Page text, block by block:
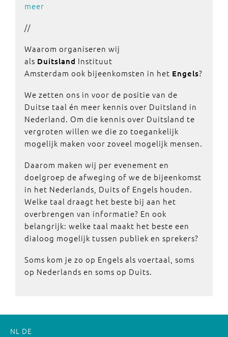
meer
//
Waarom organiseren wij
als Duitsland Instituut
Amsterdam ook bijeenkomsten in het Engels?
We zetten ons in voor de positie van de
Duitse taal én meer kennis over Duitsland in
Nederland. Om die kennis over Duitsland te
vergroten willen we die zo toegankelijk
mogelijk maken voor zoveel mogelijk mensen.
Daarom maken wij per evenement en
doelgroep de afweging of we de bijeenkomst
in het Nederlands, Duits of Engels houden.
Welke taal draagt het beste bij aan het
overbrengen van informatie? En ook
belangrijk: welke taal maakt het beste een
dialoog mogelijk tussen publiek en sprekers?
Soms kom je zo op Engels als voertaal, soms
op Nederlands en soms op Duits.
NL DE